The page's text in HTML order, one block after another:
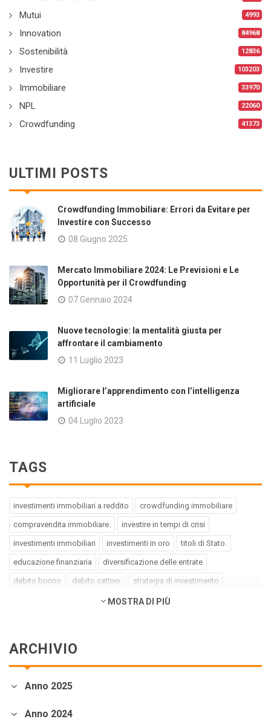
Mutui 4993
Innovation 84968
Sostenibilità 12836
Investire 103203
Immobiliare 33970
NPL 22060
Crowdfunding 41373
ULTIMI POSTS
Crowdfunding Immobiliare: Errori da Evitare per
Investire con Successo
08 Giugno 2025
Mercato Immobiliare 2024: Le Previsioni e Le
Opportunità per il Crowdfunding
07 Gennaio 2024
Nuove tecnologie: la mentalità giusta per
affrontare il cambiamento
11 Luglio 2023
Migliorare l’apprendimento con l’intelligenza
artificiale
04 Luglio 2023
TAGS
investimenti immobiliari a reddito crowdfunding immobiliare
compravendita immobiliare. investire in tempi di crisi
investimenti immobiliari investimenti in oro titoli di Stato.
educazione finanziaria diversificazione delle entrate
debito buono debito cattivo. strategia di investimento
errori dell'investitore
crowdfunding. azioni sottovalutate
sistema bancario
MOSTRA DI PIÙ
ARCHIVIO
Anno 2025
Anno 2024